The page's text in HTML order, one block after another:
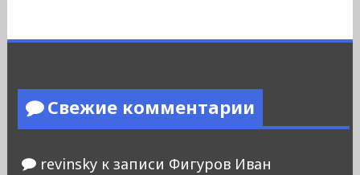
Свежие комментарии
revinskyк записи Фигуров Иван